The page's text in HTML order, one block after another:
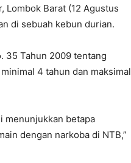
Lombok Barat (12 Agustus
di sebuah kebun durian.
35 Tahun 2009 tentang
4 tahun dan maksimal
menunjukkan betapa
dengan narkoba di NTB,”